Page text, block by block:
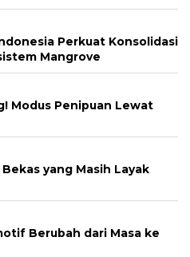
Perkuat Konsolidasi
Mangrove
Modus Penipuan Lewat
yang Masih Layak
Berubah dari Masa ke